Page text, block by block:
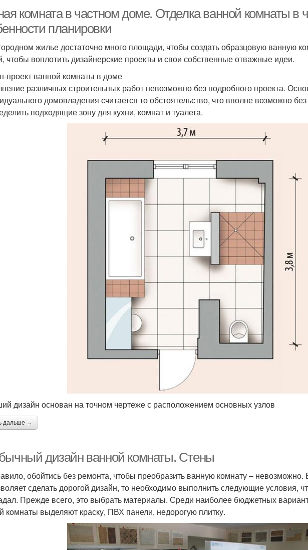
комната в частном доме. Отделка ванной комнаты в
планировки
жилье достаточно много площади, чтобы создать образцовую ванную
чтобы воплотить дизайнерские проекты и свои собственные отважные идеи.
проект ванной комнаты в доме
различных строительных работ невозможно без подробного проекта.
домовладения считается то обстоятельство, что вполне возможно
подходящие зону для кухни, комнат и туалета.
дизайн основан на точном чертеже с расположением основных узлов
дальше →
дизайн ванной комнаты. Стены
обойтись без ремонта, чтобы преобразить ванную комнату –
сделать дорогой дизайн, то необходимо выполнить следующие условия,
Прежде всего, это выбрать материалы. Среди наиболее бюджетных
комнаты выделяют краску, ПВХ панели, недорогую плитку.